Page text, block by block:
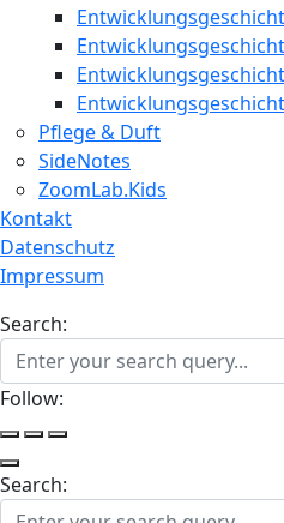
Pflege & Duft
SideNotes
ZoomLab.Kids
Kontakt
Datenschutz
Impressum
Search:
Follow:
Search: